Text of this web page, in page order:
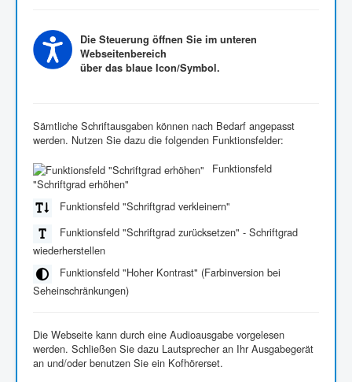
Die Steuerung öffnen Sie im unteren
Webseitenbereich
über das blaue Icon/Symbol.
Sämtliche Schriftausgaben können nach Bedarf angepasst
werden. Nutzen Sie dazu die folgenden Funktionsfelder:
Funktionsfeld
"Schriftgrad erhöhen"
Funktionsfeld "Schriftgrad verkleinern"
Funktionsfeld "Schriftgrad zurücksetzen" - Schriftgrad
wiederherstellen
Funktionsfeld "Hoher Kontrast" (Farbinversion bei
Seheinschränkungen)
Die Webseite kann durch eine Audioausgabe vorgelesen
werden. Schließen Sie dazu Lautsprecher an Ihr Ausgabegerät
an und/oder benutzen Sie ein Kofhörerset.